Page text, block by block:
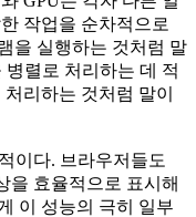
작업을 순차적으로
을 실행하는 것처럼 말
렬로 처리하는 데 적
리하는 것처럼 말이
이다. 브라우저들도
을 효율적으로 표시해
이 성능의 극히 일부